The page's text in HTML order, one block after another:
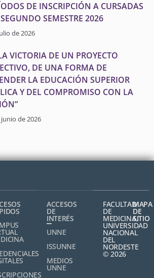
DE INSCRIPCIÓN A CURSADAS
SEMESTRE 2026
de 2026
VICTORIA DE UN PROYECTO
DE UNA FORMA DE
LA EDUCACIÓN SUPERIOR
Y DEL COMPROMISO CON LA
junio de 2026
ACCESOS
DE
INTERÉS
UNNE
ISSUNNE
MEDIOS
UNNE
FACULTAD
DE
MEDICINA,
UNIVERSIDAD
NACIONAL
DEL
NORDESTE
© 2026
MAPA
DE
SITIO